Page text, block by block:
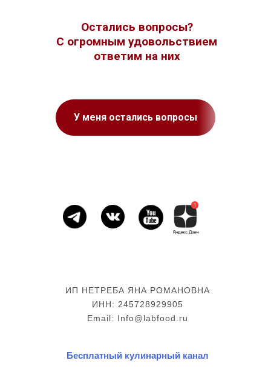
Остались вопросы?
С огромным удовольствием
ответим на них
У меня остались вопросы
ИП НЕТРЕБА ЯНА РОМАНОВНА
ИНН: 245728929905
Email: Info@labfood.ru
Бесплатный кулинарный канал